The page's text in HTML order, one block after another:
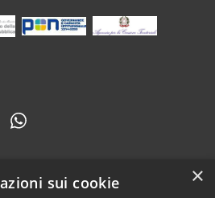
×
sui cookie